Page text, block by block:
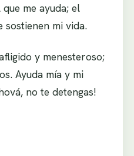
me ayuda; el
sostienen mi vida.
y menesteroso;
Ayuda mía y mi
no te detengas!